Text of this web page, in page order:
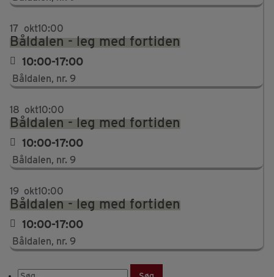
17 okt10:00
Båldalen - leg med fortiden
10:00-17:00
Båldalen, nr. 9
18 okt10:00
Båldalen - leg med fortiden
10:00-17:00
Båldalen, nr. 9
19 okt10:00
Båldalen - leg med fortiden
10:00-17:00
Båldalen, nr. 9
Søg